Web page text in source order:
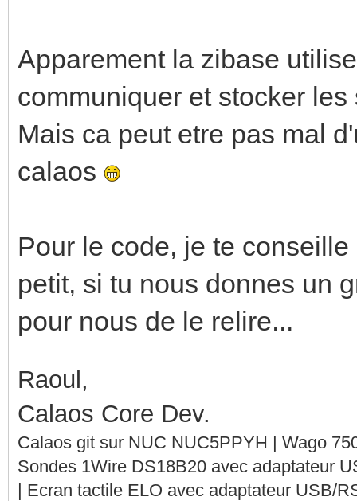
Apparement la zibase
communiquer et stocker
Mais ca peut etre pas mal
calaos
Pour le code, je te
petit, si tu nous donnes un
pour nous de le relire...
Raoul,
Calaos Core Dev.
Calaos git sur NUC NUC5PPYH | Wago
Sondes 1Wire DS18B20 avec adaptateur
| Ecran tactile ELO avec adaptateur USB/